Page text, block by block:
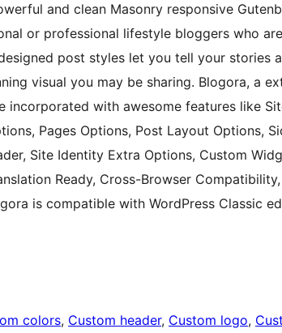
and clean Masonry responsive
or professional lifestyle bloggers who
post styles let you tell your stories
visual you may be sharing. Blogora, a
incorporated with awesome features like
Pages Options, Post Layout Options,
Site Identity Extra Options, Custom
Ready, Cross-Browser
is compatible with WordPress Classic
colors, Custom header, Custom logo,